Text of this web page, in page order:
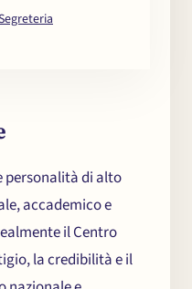
personalità di alto
accademico e
il Centro
la credibilità e il